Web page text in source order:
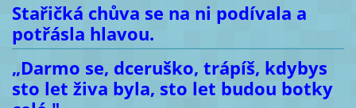
Stařičká chůva se na ni podívala a
potřásla hlavou.
„Darmo se, dceruško, trápíš, kdybys
sto let živa byla, sto let budou botky